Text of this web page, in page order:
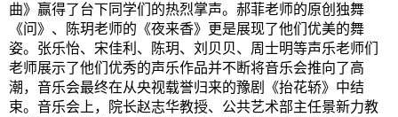
曲》赢得了台下同学们的热烈掌声。郝菲老师的原创独舞
《问》、陈玥老师的《夜来香》更是展现了他们优美的舞
姿。张乐怡、宋佳利、陈玥、刘贝贝、周士明等声乐老师们
老师展示了他们优秀的声乐作品并不断将音乐会推向了高
潮，音乐会最终在从央视载誉归来的豫剧《抬花轿》中结
束。音乐会上，院长赵志华教授、公共艺术部主任景新力教